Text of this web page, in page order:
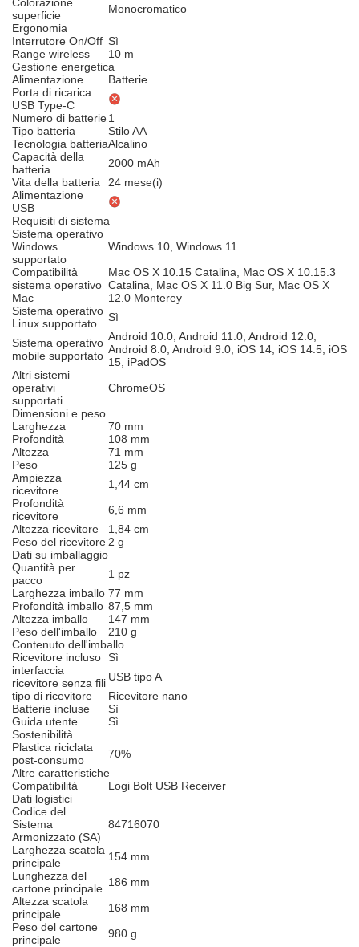
superficie
Monocromatico
Ergonomia
Interrutore On/Off Sì
Range wireless
10 m
Gestione energetica
Alimentazione
Batterie
Porta di ricarica
USB Type-C
Numero di batterie1
Tipo batteria
Stilo AA
Tecnologia batteriaAlcalino
Capacità della
batteria
2000 mAh
Vita della batteria
24 mese(i)
Alimentazione
USB
Requisiti di sistema
Sistema operativo
Windows
supportato
Windows 10, Windows 11
Compatibilità
sistema operativo
Mac
Mac OS X 10.15 Catalina, Mac OS X 10.15.3
Catalina, Mac OS X 11.0 Big Sur, Mac OS X
12.0 Monterey
Sistema operativo
Linux supportato
Sì
Sistema operativo
mobile supportato
Android 10.0, Android 11.0, Android 12.0,
Android 8.0, Android 9.0, iOS 14, iOS 14.5, iOS
15, iPadOS
Altri sistemi
operativi
supportati
ChromeOS
Dimensioni e peso
Larghezza
70 mm
Profondità
108 mm
Altezza
71 mm
Peso
125 g
Ampiezza
ricevitore
1,44 cm
Profondità
ricevitore
6,6 mm
Altezza ricevitore
1,84 cm
Peso del ricevitore 2 g
Dati su imballaggio
Quantità per
pacco
1 pz
Larghezza imballo 77 mm
Profondità imballo 87,5 mm
Altezza imballo
147 mm
Peso dell'imballo
210 g
Contenuto dell'imballo
Ricevitore incluso Sì
interfaccia
ricevitore senza fili USB tipo A
tipo di ricevitore
Ricevitore nano
Batterie incluse
Sì
Guida utente
Sì
Sostenibilità
Plastica riciclata
post-consumo
70%
Altre caratteristiche
Compatibilità
Logi Bolt USB Receiver
Dati logistici
Codice del
Sistema
Armonizzato (SA)
84716070
Larghezza scatola
principale
154 mm
Lunghezza del
cartone principale 186 mm
Altezza scatola
principale
168 mm
Peso del cartone
principale
980 g